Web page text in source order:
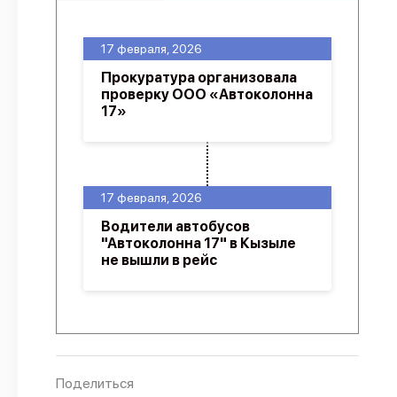
Политика конфиденциальности
17 февраля, 2026
Водители автобусов
"Автоколонна 17" в Кызыле
не вышли в рейс
17 февраля, 2026
Прокуратура организовала
проверку ООО «Автоколонна
17»
Поделиться